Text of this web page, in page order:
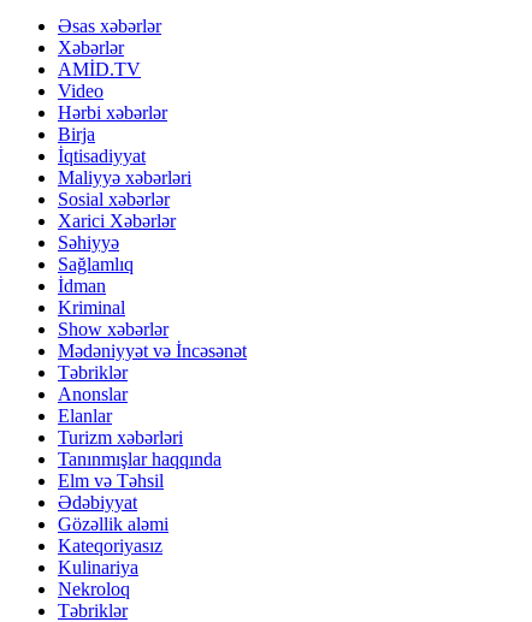
Əsas xəbərlər
Xəbərlər
AMİD.TV
Video
Hərbi xəbərlər
Birja
İqtisadiyyat
Maliyyə xəbərləri
Sosial xəbərlər
Xarici Xəbərlər
Səhiyyə
Sağlamlıq
İdman
Kriminal
Show xəbərlər
Mədəniyyət və İncəsənət
Təbriklər
Anonslar
Elanlar
Turizm xəbərləri
Tanınmışlar haqqında
Elm və Təhsil
Ədəbiyyat
Gözəllik aləmi
Kateqoriyasız
Kulinariya
Nekroloq
Təbriklər